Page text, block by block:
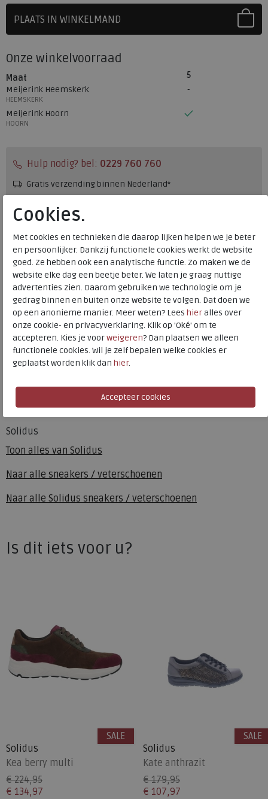
Solidus
Toon alles van Solidus
Naar alle sneakers / veterschoenen
Naar alle Solidus sneakers / veterschoenen
PLAATS IN WINKELMAND
Onze winkelvoorraad
Maat
5
Meijerink Heemskerk
HEEMSKERK
Meijerink Hoorn
HOORN
Hulp nodig? bel: 0229 760 760
Gratis verzending binnen Nederland*
Altijd retourneren, binnen 1 werkdag terugbetaald
Merk
Solidus
Fabrikantcode
27001-00992
Bestelcode
234.01.111707
Kleur
Materiaal
Leer en nubuck
Wijdtemaat
h
Hakhoogte
2.00 cm
Is dit iets voor u?
Solidus
Kea berry multi
€ 224,95
€ 134,97
SALE
Solidus
Kate anthrazit
€ 179,95
€ 107,97
SALE
Cookies.
Met cookies en technieken die daarop lijken helpen we je beter
en persoonlijker. Dankzij functionele cookies werkt de website
goed. Ze hebben ook een analytische functie. Zo maken we de
website elke dag een beetje beter. We laten je graag nuttige
advertenties zien. Daarom gebruiken we technologie om je
gedrag binnen en buiten onze website te volgen. Dat doen we
op een anonieme manier. Meer weten? Lees hieralles over
onze cookie- en privacyverklaring. Klik op 'Oké' om te
accepteren. Kies je voorweigeren? Dan plaatsen we alleen
functionele cookies. Wil je zelf bepalen welke cookies er
geplaatst worden klik dan hier.